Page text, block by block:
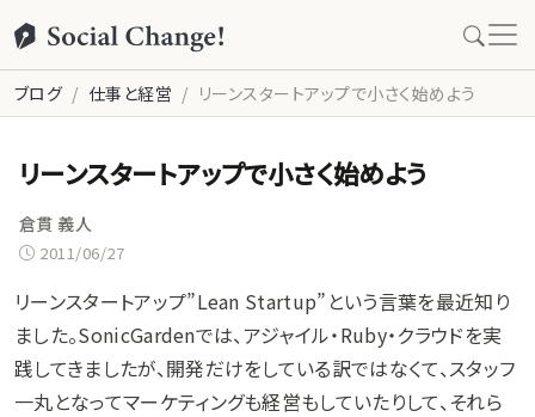
ブログ 仕事と経営 リーンスタートアップで小さく始めよう
リーンスタートアップで小さく始めよう
倉貫 義人
2011/06/27
リーンスタートアップ”Lean Startup”という言葉を最近知り
ました。SonicGardenでは、アジャイル・Ruby・クラウドを実
践してきましたが、開発だけをしている訳ではなくて、スタッフ
一丸となってマーケティングも経営もしていたりして、それら